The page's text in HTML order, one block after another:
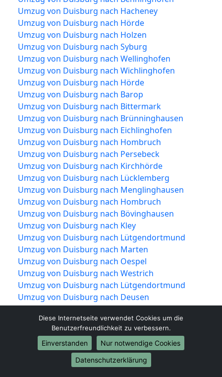
Umzug von Duisburg nach Hacheney
Umzug von Duisburg nach Hörde
Umzug von Duisburg nach Holzen
Umzug von Duisburg nach Syburg
Umzug von Duisburg nach Wellinghofen
Umzug von Duisburg nach Wichlinghofen
Umzug von Duisburg nach Hörde
Umzug von Duisburg nach Barop
Umzug von Duisburg nach Bittermark
Umzug von Duisburg nach Brünninghausen
Umzug von Duisburg nach Eichlinghofen
Umzug von Duisburg nach Hombruch
Umzug von Duisburg nach Persebeck
Umzug von Duisburg nach Kirchhörde
Umzug von Duisburg nach Lücklemberg
Umzug von Duisburg nach Menglinghausen
Umzug von Duisburg nach Hombruch
Umzug von Duisburg nach Bövinghausen
Umzug von Duisburg nach Kley
Umzug von Duisburg nach Lütgendortmund
Umzug von Duisburg nach Marten
Umzug von Duisburg nach Oespel
Umzug von Duisburg nach Westrich
Umzug von Duisburg nach Lütgendortmund
Umzug von Duisburg nach Deusen
Umzug von Duisburg nach Huckarde
Umzug von Duisburg nach Jungferntal-Rahm
Umzug von Duisburg nach Kirchlinde
Umzug von Duisburg nach Huckarde
Umzug von Duisburg nach Bodelschwingh
Umzug von Duisburg nach Mengede
Diese Internetseite verwendet Cookies um die
Benutzerfreundlichkeit zu verbessern.
Einverstanden
Nur notwendige Cookies
Datenschutzerklärung